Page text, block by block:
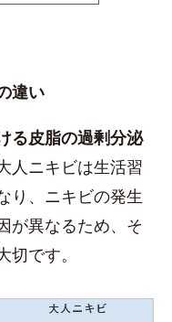
違い
る皮脂の過剰分泌
人ニキビは生活習
り、ニキビの発生
が異なるため、そ
です。